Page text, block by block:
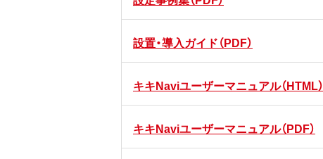
設置・導入ガイド（PDF）
キキNaviユーザーマニュアル（HTML）
キキNaviユーザーマニュアル（PDF）